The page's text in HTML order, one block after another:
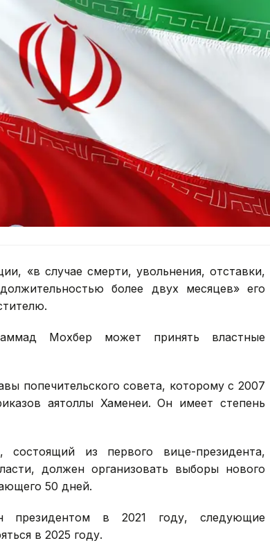
«в случае смерти, увольнения, отставки,
более двух месяцев» его
Мохбер может принять властные
попечительского совета, которому с 2007
аятоллы Хаменеи. Он имеет степень
состоящий из первого вице-президента,
должен организовать выборы нового
50 дней.
президентом в 2021 году, следующие
в 2025 году.